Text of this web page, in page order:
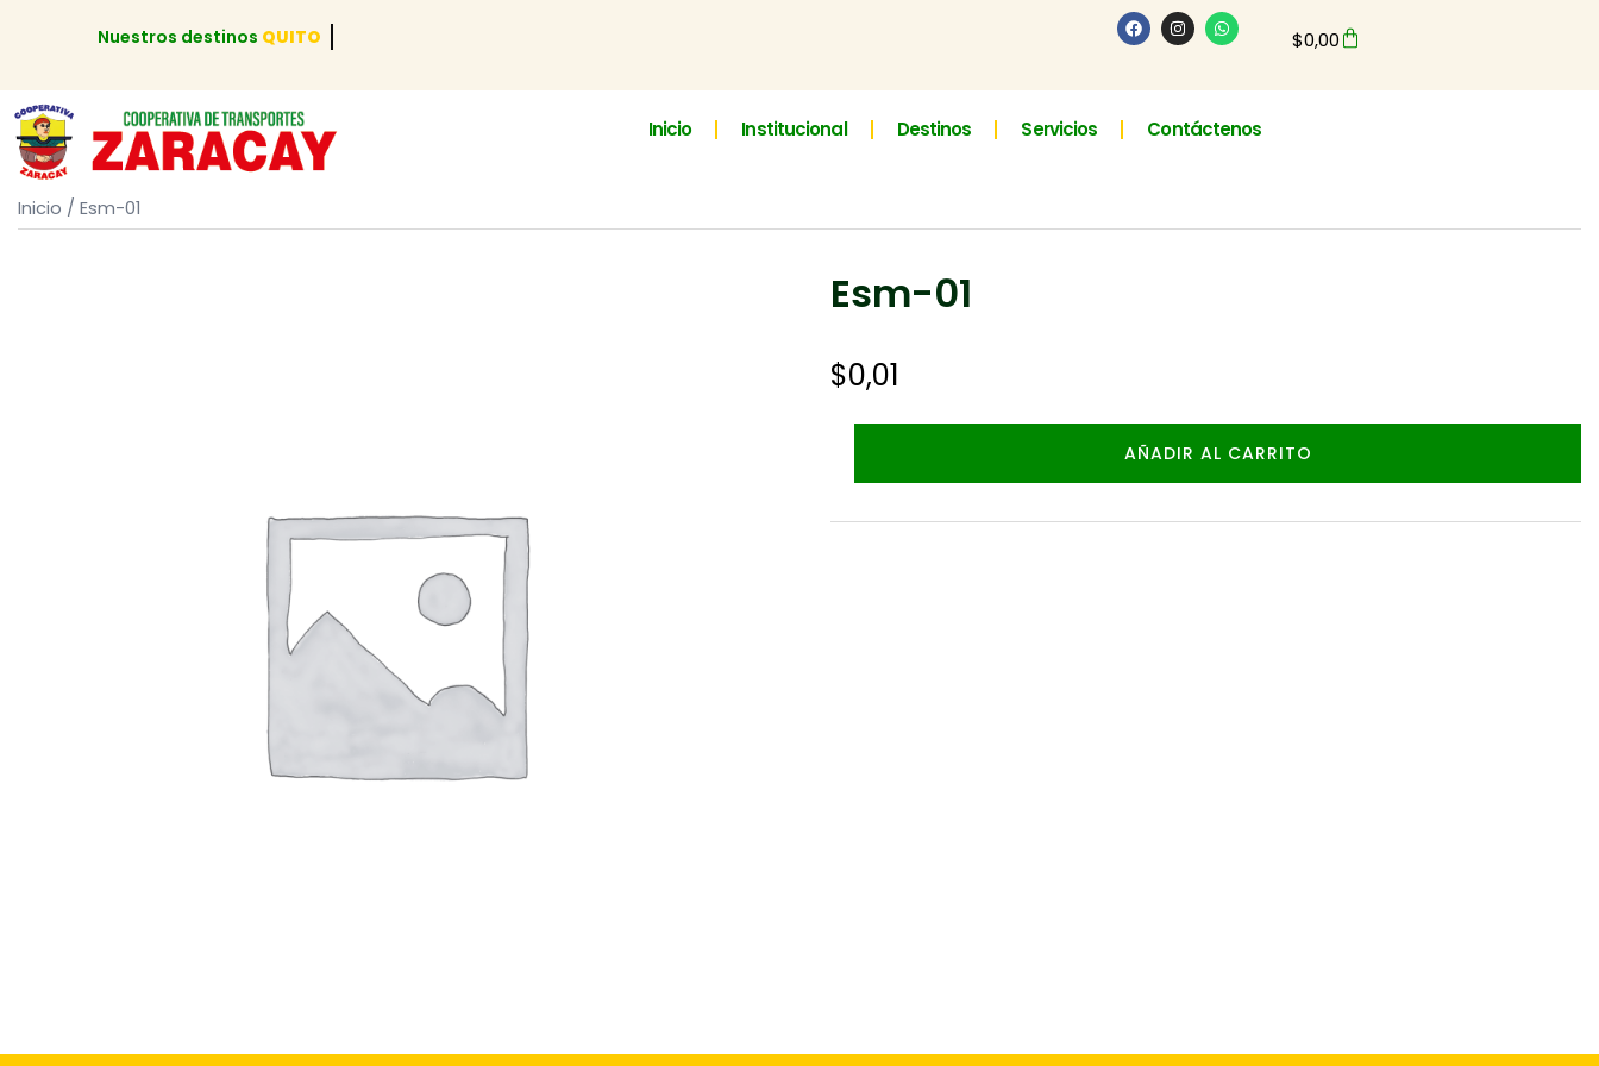
Nuestros destinos QUITO $0,00
Inicio Institucional Destinos Servicios Contáctenos
Inicio / Esm-01
Esm-01
$0,01
AÑADIR AL CARRITO